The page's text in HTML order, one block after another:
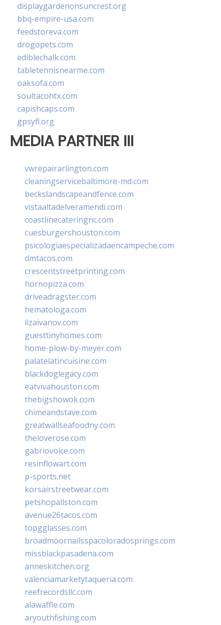
displaygardenonsuncrest.org
bbq-empire-usa.com
feedstoreva.com
drogopets.com
ediblechalk.com
tabletennisnearme.com
oaksofa.com
soultacohtx.com
capishcaps.com
gpsyfl.org
MEDIA PARTNER III
vwrepairarlington.com
cleaningservicebaltimore-md.com
beckslandscapeandfence.com
vistaaltadelveramendi.com
coastlinecateringnc.com
cuesburgershouston.com
psicologiaespecializadaencampeche.com
dmtacos.com
crescentstreetprinting.com
hornopizza.com
driveadragster.com
hematologa.com
lizaivanov.com
guesttinyhomes.com
home-plow-by-meyer.com
palatelatincuisine.com
blackdoglegacy.com
eatvivahouston.com
thebigshowok.com
chimeandstave.com
greatwallseafoodny.com
theloverose.com
gabriovoice.com
resinflowart.com
p-sports.net
korsairstreetwear.com
petshopallston.com
avenue26tacos.com
topgglasses.com
broadmoornailsspacoloradosprings.com
missblackpasadena.com
anneskitchen.org
valenciamarketytaqueria.com
reefrecordsllc.com
alawaffle.com
aryouthfishing.com